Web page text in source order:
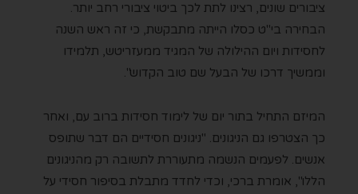
ציבורים שונים, רצינו לתת לכך ביטוי ציבורי רחב יותר.
הבחירה בי"ט כסלו הייתה מתבקשת, כי זה ראש השנה
לחסידות ויום ההילולה של המגיד ממעזריטש, תלמידו
וממשיך דרכו של הבעל שם טוב הקדוש".
המיזם התחיל בתור יום של לימוד חסידות ברוב עם, ואחר
כך הצטרפו גם הניגונים. "ניגונים חסידיים הם דבר שתופס
אנשים. לפעמים הנשמה מתעוררת לתשובה רק מהניגונים
הללו", אומרת ברכי, וכדי לחדד מתבלת בסיפור חסידי על